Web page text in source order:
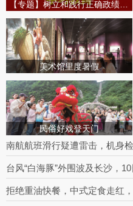
美术馆里度暑假
民俗好戏登天门